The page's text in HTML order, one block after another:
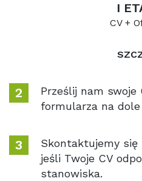
I
CV +
Prześlij nam swoje
formularza na
Skontaktujemy się
jeśli Twoje CV
stanowiska.